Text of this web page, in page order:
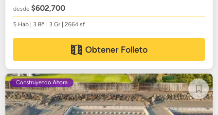
desde$602,700
5 Hab | 3 Bñ | 3 Gr | 2664 sf
Obtener Folleto
Construyendo Ahora